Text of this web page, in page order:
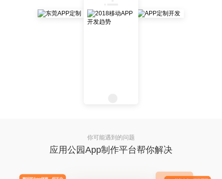
你可能遇到的问题
应用公园App制作平台帮你解决